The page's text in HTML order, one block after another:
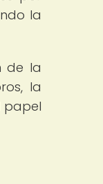
la
de la
la
papel